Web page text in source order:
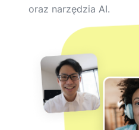
oraz narzędzia AI.